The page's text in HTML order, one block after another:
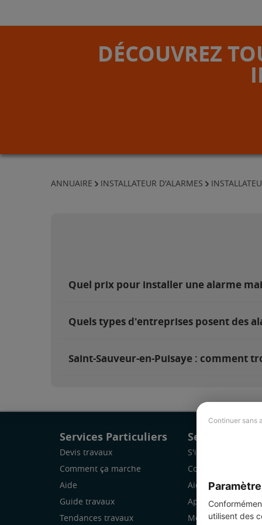
Continuer sans
utilisent des
DÉCOUVREZ
ANNUAIRE INSTALLATEUR D'ALARMES
Quel prix pour installer une alarme
Quels types d'entreprises posent des
Saint-Sauveur-en-Puisaye : comment
Services Particuliers
Devis travaux
Comment ça marche
Aide
Guide travaux
Tendances travaux
Services Pro
S'inscrire
Comment ça
Aide
Application Mobile
Mon espace